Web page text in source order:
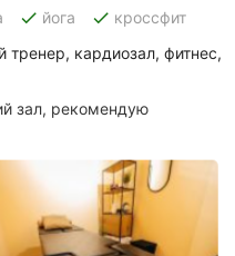
done йога done кроссфит
кардиозал, фитнес,
зал, рекомендую